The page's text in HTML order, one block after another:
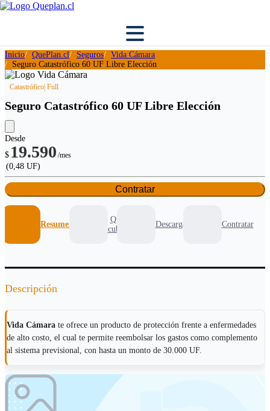
Inicio QuePlan.cl Seguros
Vida Cámara
Seguro Catastrófico 60 UF Libre Elección
Catastrófico | Full
Seguro Catastrófico 60 UF Libre Elección
Desde
$ 19.590 /mes
(0,48 UF)
Contratar
Resumen
Que
cubre
Descargables Contratar
Descripción
Vida Cámara te ofrece un producto de protección frente a enfermedades
de alto costo, el cual te permite reembolsar los gastos como complemento
al sistema previsional, con hasta un monto de 30.000 UF.